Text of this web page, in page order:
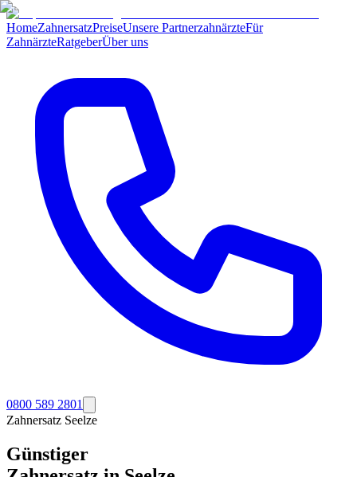
HomeZahnersatzPreiseUnsere PartnerzahnärzteFür
ZahnärzteRatgeberÜber uns
0800 589 2801
Zahnersatz Seelze
Günstiger